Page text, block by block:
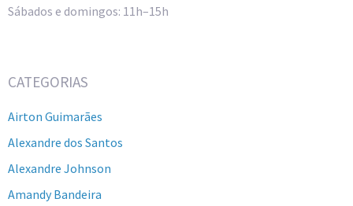
Sábados e domingos: 11h–15h
CATEGORIAS
Airton Guimarães
Alexandre dos Santos
Alexandre Johnson
Amandy Bandeira